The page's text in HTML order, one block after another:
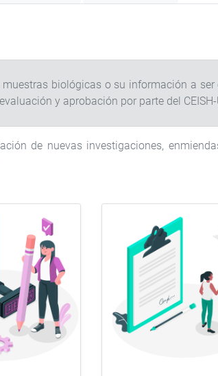
biológicas o su información a
y aprobación por parte del CEISH-
de nuevas investigaciones,